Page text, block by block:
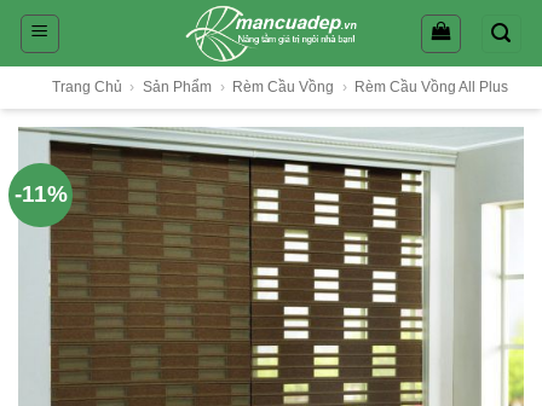
Skip
Trang Chủ › Sản Phẩm › Rèm Cầu Vồng › Rèm Cầu Vồng All Plus
-11%